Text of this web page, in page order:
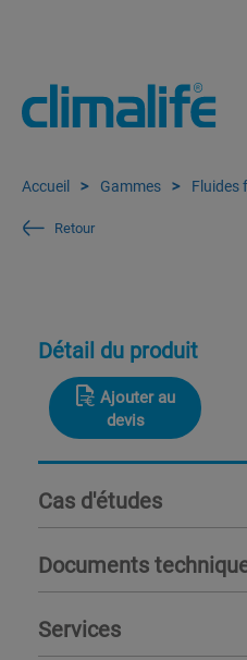
Accueil Gammes Fluides
Retour
Détail du produit
Ajouter au
devis
Cas d'études
Documents
Services